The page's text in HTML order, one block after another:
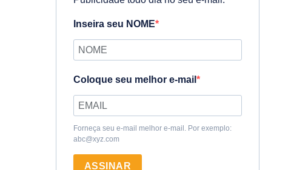
Inseira seu NOME
Coloque seu melhor e-mail
Forneça seu e-mail melhor e-mail. Por exemplo:
abc@xyz.com
ASSINAR